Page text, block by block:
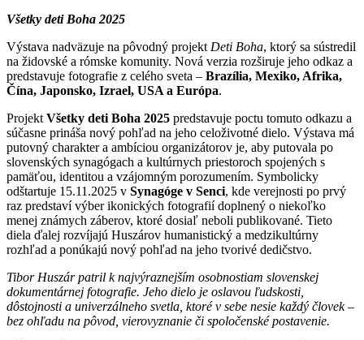
Všetky deti Boha 2025
Výstava nadväzuje na pôvodný projekt Deti Boha, ktorý sa sústredil
na židovské a rómske komunity. Nová verzia rozširuje jeho odkaz a
predstavuje fotografie z celého sveta – Brazília, Mexiko, Afrika,
Čína, Japonsko, Izrael, USA a Európa.
Projekt Všetky deti Boha 2025 predstavuje poctu tomuto odkazu a
súčasne prináša nový pohľad na jeho celoživotné dielo. Výstava má
putovný charakter a ambíciou organizátorov je, aby putovala po
slovenských synagógach a kultúrnych priestoroch spojených s
pamäťou, identitou a vzájomným porozumením. Symbolicky
odštartuje 15.11.2025 v Synagóge v Senci, kde verejnosti po prvý
raz predstaví výber ikonických fotografií doplnený o niekoľko
menej známych záberov, ktoré dosiaľ neboli publikované. Tieto
diela ďalej rozvíjajú Huszárov humanistický a medzikultúrny
rozhľad a ponúkajú nový pohľad na jeho tvorivé dedičstvo.
Tibor Huszár patril k najvýraznejším osobnostiam slovenskej
dokumentárnej fotografie. Jeho dielo je oslavou ľudskosti,
dôstojnosti a univerzálneho svetla, ktoré v sebe nesie každý človek –
bez ohľadu na pôvod, vierovyznanie či spoločenské postavenie.